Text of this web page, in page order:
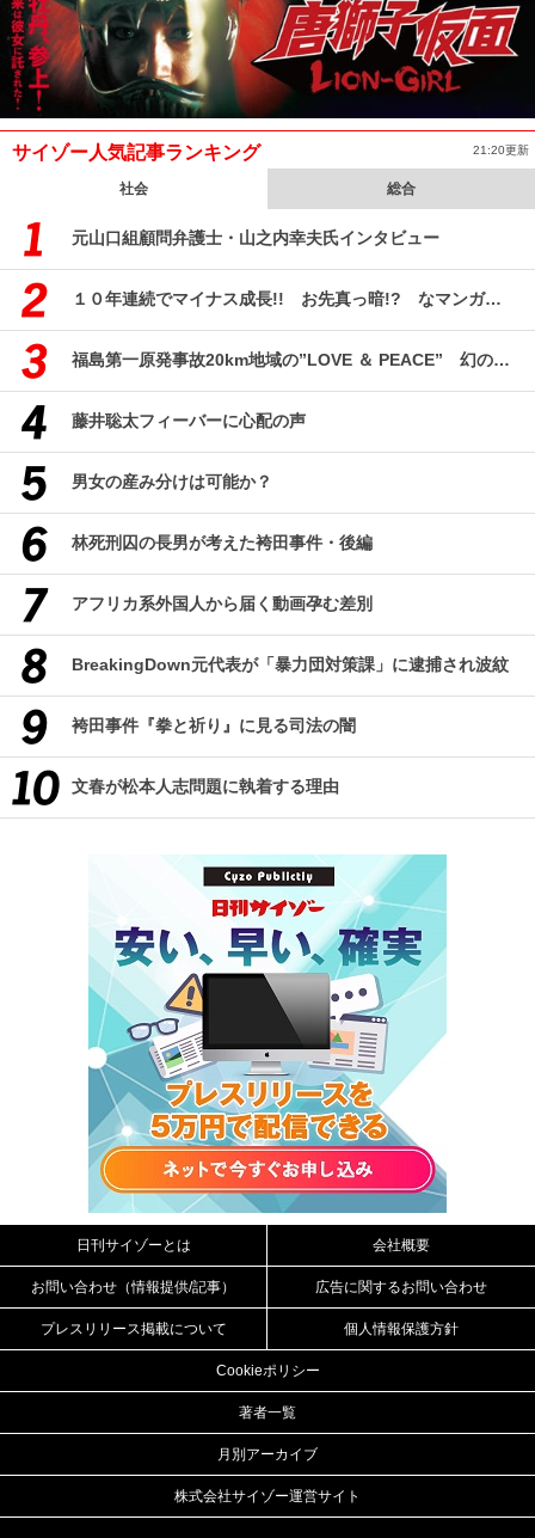
サイゾー人気記事ランキング 21:20更新
社会 総合
元山口組顧問弁護士・山之内幸夫氏インタビュー
１０年連続でマイナス成長!! お先真っ暗!? なマンガ産業研究
福島第一原発事故20km地域の”LOVE ＆ PEACE” 幻のコミューン「獏原人村」の現在
藤井聡太フィーバーに心配の声
男女の産み分けは可能か？
林死刑囚の長男が考えた袴田事件・後編
アフリカ系外国人から届く動画孕む差別
BreakingDown元代表が「暴力団対策課」に逮捕され波紋
袴田事件『拳と祈り』に見る司法の闇
文春が松本人志問題に執着する理由
日刊サイゾーとは 会社概要
お問い合わせ（情報提供/記事） 広告に関するお問い合わせ
プレスリリース掲載について 個人情報保護方針
Cookieポリシー
著者一覧
月別アーカイブ
株式会社サイゾー運営サイト